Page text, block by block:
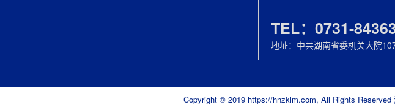
TEL：0731-
地址：中共湖南省委机关大院
Copyright © 2019 https://hnzklm.com, All Rights